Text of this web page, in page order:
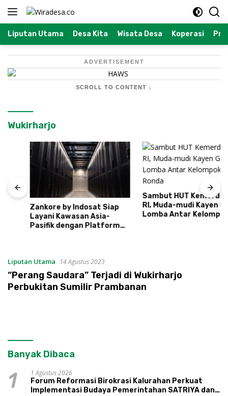
Langsung
Liputan Utama Desa Kita Wisata Desa Koperasi
ADVERTISEMENT
SCROLL TO CONTENT ↓
Wukirharjo
Zankore by Indosat Siap
Layani Kawasan Asia-
Pasifik dengan Platform
Sambut HUT Kemerdekaan
RI, Muda-mudi Kayen Gelar
Lomba Antar Kelompok
Liputan Utama 14 Agustus 2023
“Perang Saudara” Terjadi di Wukirharjo
Perbukitan Sumilir Prambanan
Banyak Dibaca
1
1 Agustus 2026
Forum Reformasi Birokrasi Kalurahan Perkuat
Implementasi Budaya Pemerintahan SATRIYA dan